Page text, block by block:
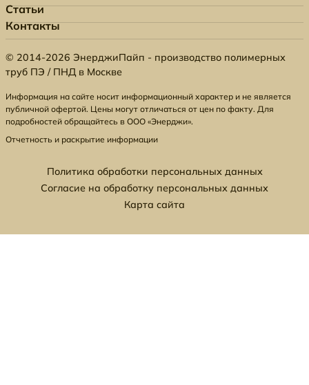
Статьи
Контакты
© 2014-2026 ЭнерджиПайп - производство полимерных
труб ПЭ / ПНД в Москве
Информация на сайте носит информационный характер и не является
публичной офертой. Цены могут отличаться от цен по факту. Для
подробностей обращайтесь в ООО «Энерджи».
Отчетность и раскрытие информации
Политика обработки персональных данных
Согласие на обработку персональных данных
Карта сайта